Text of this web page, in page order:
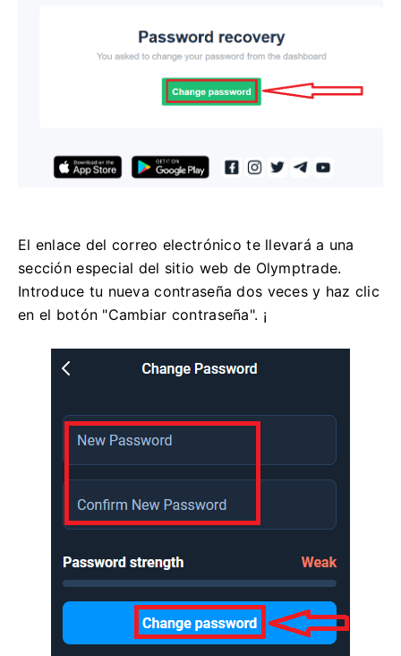
El enlace del correo electrónico te llevará a una
sección especial del sitio web de Olymptrade.
Introduce tu nueva contraseña dos veces y haz clic
en el botón "Cambiar contraseña". ¡